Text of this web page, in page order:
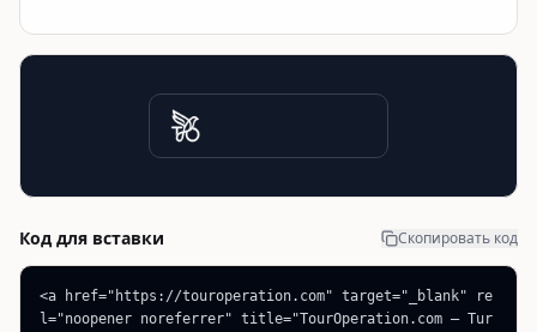
Код для вставки Скопировать код
<a href="https://touroperation.com" target="_blank" re
l="noopener noreferrer" title="TourOperation.com — Tur